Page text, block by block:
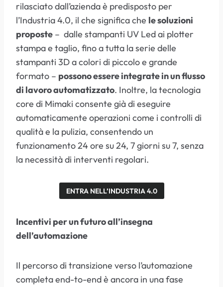
rilasciato dall’azienda è predisposto per
l’Industria 4.0, il che significa che le soluzioni
proposte – dalle stampanti UV Led ai plotter
stampa e taglio, fino a tutta la serie delle
stampanti 3D a colori di piccolo e grande
formato – possono essere integrate in un flusso
di lavoro automatizzato. Inoltre, la tecnologia
core di Mimaki consente già di eseguire
automaticamente operazioni come i controlli di
qualità e la pulizia, consentendo un
funzionamento 24 ore su 24, 7 giorni su 7, senza
la necessità di interventi regolari.
ENTRA NELL’INDUSTRIA 4.0
Incentivi per un futuro all’insegna
dell’automazione
Il percorso di transizione verso l’automazione
completa end-to-end è ancora in una fase